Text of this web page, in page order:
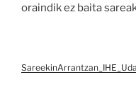
oraindik ez baita